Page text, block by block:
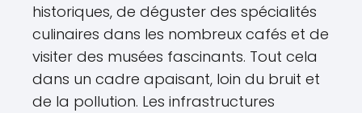
historiques, de déguster des spécialités
culinaires dans les nombreux cafés et de
visiter des musées fascinants. Tout cela
dans un cadre apaisant, loin du bruit et
de la pollution. Les infrastructures